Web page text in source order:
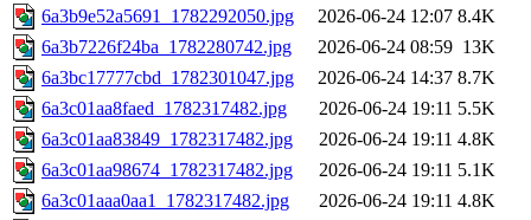
6a3b9e52a5691_1782292050.jpg
2026-06-24 12:07 8.4K
6a3b7226f24ba_1782280742.jpg
2026-06-24 08:59 13K
6a3bc17777cbd_1782301047.jpg
2026-06-24 14:37 8.7K
6a3c01aa8faed_1782317482.jpg
2026-06-24 19:11 5.5K
6a3c01aa83849_1782317482.jpg
2026-06-24 19:11 4.8K
6a3c01aa98674_1782317482.jpg
2026-06-24 19:11 5.1K
6a3c01aaa0aa1_1782317482.jpg
2026-06-24 19:11 4.8K